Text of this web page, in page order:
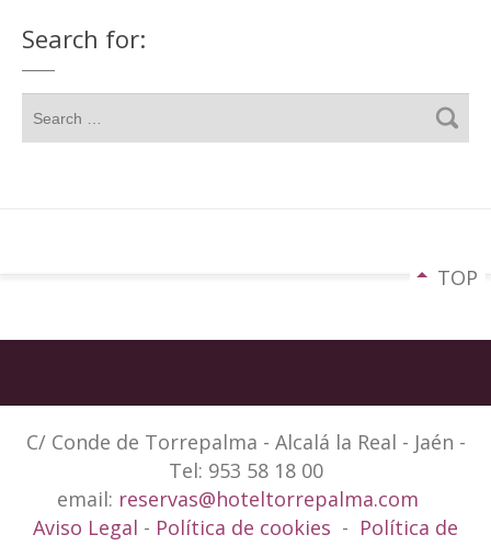
Search for:
TOP
C/ Conde de Torrepalma - Alcalá la Real - Jaén -
Tel: 953 58 18 00
email: reservas@hoteltorrepalma.com
Aviso Legal - Política de cookies - Política de